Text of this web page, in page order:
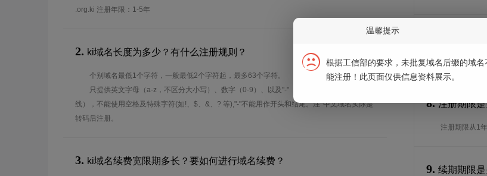
.org.ki 注册年限：1-5年
2. ki域名长度为多少？有什么注册规则？
个别域名最低1个字符，一般最低2个字符起，最多63个字符。
只提供英文字母（a-z，不区分大小写）、数字（0-9）、以及"-"（英文中的连词号，即中横
线），不能使用空格及特殊字符(如!、$、&、? 等),"-"不能用作开头和结尾。注*中文域名实际是
转码后注册。
3. ki域名续费宽限期多长？要如何进行域名续费？
谁可以注
想了解.ki域名
8. 注册期限是
注册期限从1
9. 续期期限是
温馨提示
根据工信部的要求，未批复域名后缀的域名
能注册！此页面仅供信息资料展示。